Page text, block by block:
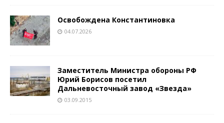
Освобождена Константиновка
04.07.2026
Заместитель Министра обороны РФ
Юрий Борисов посетил
Дальневосточный завод «Звезда»
03.09.2015